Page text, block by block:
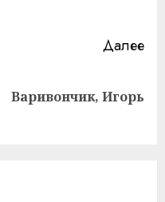
Далее
Варивончик, Игорь